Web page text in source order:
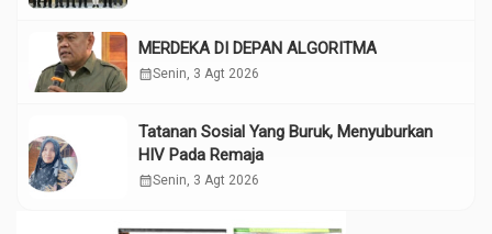
MERDEKA DI DEPAN ALGORITMA
calendar_monthSenin, 3 Agt 2026
Tatanan Sosial Yang Buruk, Menyuburkan
HIV Pada Remaja
calendar_monthSenin, 3 Agt 2026